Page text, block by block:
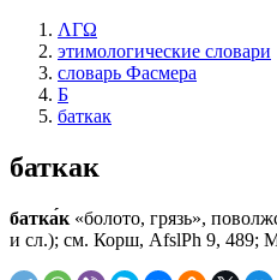
ΛΓΩ
этимологические словари
словарь Фасмера
Б
баткак
баткак
батка́к «болото, грязь»,
и сл.); см. Корш, AfslPh 9, 489;